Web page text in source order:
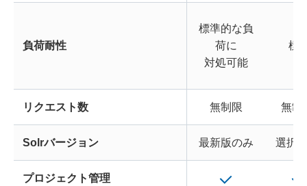
負荷耐性
標準的な負
荷に
対処可能
標
リクエスト数 無制限 無制
Solrバージョン 最新版のみ 選択
プロジェクト管理